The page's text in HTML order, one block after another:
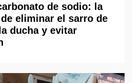
de sodio: la
eliminar el sarro de
ducha y evitar